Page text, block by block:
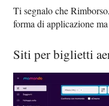
Ti segnalo che
forma di applicazione
Siti per biglietti